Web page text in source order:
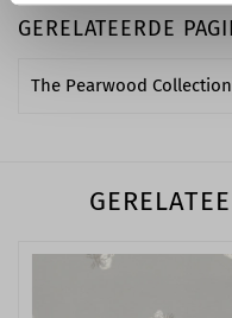
GERELATEERDE
The Pearwood